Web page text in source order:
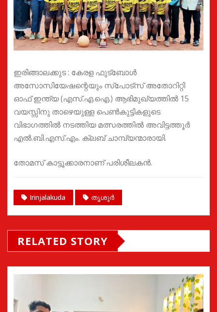
ഇരിങ്ങാലക്കുട : കേരള ഫുട്‌ബോള്‍
അസോസിയേഷന്റെയും സ്‌പോട്‌സ് അതോറിറ്റി
ഓഫ് ഇന്ത്യ (എസ്.എ.ഐ.) ആഭിമുഖ്യത്തില്‍ 15
വയസ്സിനു താഴെയുള്ള പെണ്‍കുട്ടികളുടെ
വിഭാഗത്തില്‍ നടത്തിയ മത്സരത്തിൽ അവിട്ടത്തൂര്‍
എല്‍.ബി.എസ്.എം. ക്ലബ് ചാമ്പ്യന്മാരായി.
തോമസ് കാട്ടൂക്കാരനാണ് പരിശീലകൻ.
Irinjalakuda തൃശൂർ
RELATED STORY